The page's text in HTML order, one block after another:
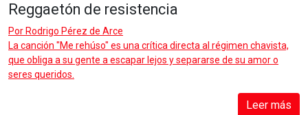
Reggaetón de resistencia
Por Rodrigo Pérez de Arce
La canción "Me rehúso" es una crítica directa al régimen chavista,
que obliga a su gente a escapar lejos y separarse de su amor o
seres queridos.
Leer más